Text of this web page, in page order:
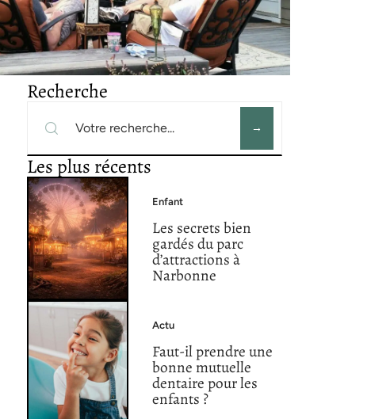
Recherche
Les plus récents
Enfant
Les secrets bien
gardés du parc
d’attractions à
Narbonne
Actu
Faut-il prendre une
bonne mutuelle
dentaire pour les
enfants ?